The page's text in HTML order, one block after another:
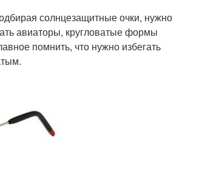
солнцезащитные очки, нужно
авиаторы, кругловатые формы
помнить, что нужно избегать